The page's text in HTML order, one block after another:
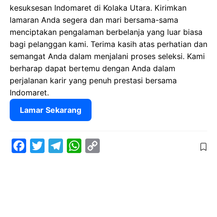
kesuksesan Indomaret di Kolaka Utara. Kirimkan
lamaran Anda segera dan mari bersama-sama
menciptakan pengalaman berbelanja yang luar biasa
bagi pelanggan kami. Terima kasih atas perhatian dan
semangat Anda dalam menjalani proses seleksi. Kami
berharap dapat bertemu dengan Anda dalam
perjalanan karir yang penuh prestasi bersama
Indomaret.
Lamar Sekarang
W